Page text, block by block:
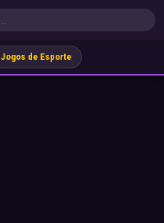
Jogos de Esporte